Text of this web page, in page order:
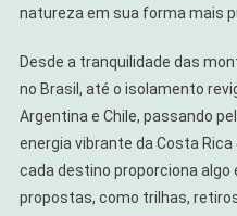
natureza em sua forma mais
Desde a tranquilidade das
no Brasil, até o isolamento
Argentina e Chile, passando
energia vibrante da Costa
cada destino proporciona algo
propostas, como trilhas,